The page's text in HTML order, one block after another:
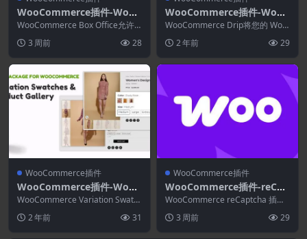
WooCommerce插件-WooC
ommerce Box Office 1.5.1
WooCommerce Box Office允许
们...3 周前 28
WooCommerce插件-WooC
ommerce Drip 1.3.1
WooCommerce Drip将您的 Woo
2 年前 29
WooCommerce插件
WooCommerce插件-WooC
ommerce Variation Swatc
hes & Product Gallery 5.0.
2
WooCommerce Variation Swatc
hes & Pro...
2 年前 31
WooCommerce插件
WooCommerce插件-reCap
tcha Integration for WooC
ommerce 2.79.0
WooCommerce reCaptcha 插件
是提供 WooCommerce ...
3 周前 29